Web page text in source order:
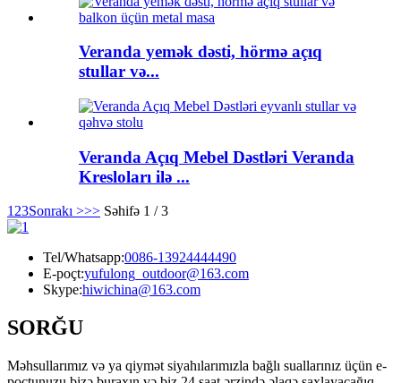
Veranda yemək dəsti, hörmə açıq
stullar və...
Veranda Açıq Mebel Dəstləri Veranda
Kresloları ilə ...
123Sonrakı >>> Səhifə 1 / 3
Tel/Whatsapp:0086-13924444490
E-poçt:yufulong_outdoor@163.com
Skype:hiwichina@163.com
SORĞU
Məhsullarımız və ya qiymət siyahılarımızla bağlı suallarınız üçün e-